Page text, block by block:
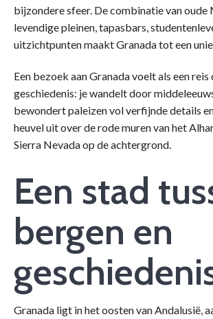
bijzondere sfeer. De combinatie van oude
levendige pleinen, tapasbars,
uitzichtpunten maakt Granada tot een
Een bezoek aan Granada voelt als een reis
geschiedenis: je wandelt door
bewondert paleizen vol verfijnde details
heuvel uit over de rode muren van het
Sierra Nevada op de achtergrond.
Een stad
bergen en
Granada ligt in het oosten van Andalusië,